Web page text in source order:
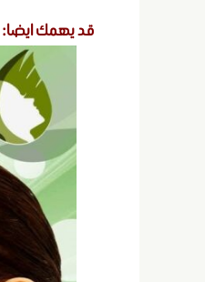
قد يهمك ايضا: